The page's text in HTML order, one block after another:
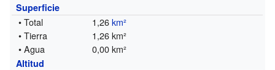
Superficie
• Total 1,26km²
• Tierra
1,26 km²
• Agua
0,00 km²
Altitud